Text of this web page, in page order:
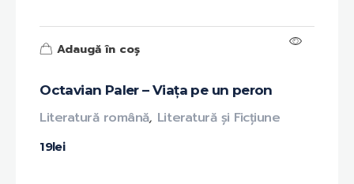
Octavian Paler – Viața pe un peron
19lei
Literatură română, Literatură și Ficțiune
Adaugă în coș